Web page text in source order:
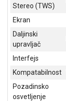
OUTLET
IGRAČKE
Stereo (TWS)
Ekran
Daljinski
upravljač
Interfejs
Kompatabilnost
Pozadinsko
osvetljenje